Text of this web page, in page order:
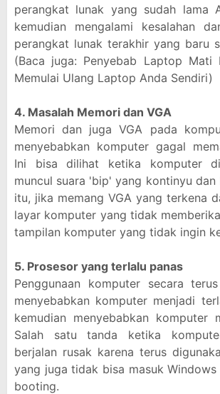
perangkat lunak yang sudah lama
kemudian mengalami kesalahan
perangkat lunak terakhir yang baru
(Baca juga: Penyebab Laptop Mati
Memulai Ulang Laptop Anda Sendiri)
4. Masalah Memori dan VGA
Memori dan juga VGA pada
menyebabkan komputer gagal
Ini bisa dilihat ketika komputer
muncul suara 'bip' yang kontinyu dan
itu, jika memang VGA yang terkena
layar komputer yang tidak
tampilan komputer yang tidak ingin
5. Prosesor yang terlalu panas
Penggunaan komputer secara
menyebabkan komputer menjadi
kemudian menyebabkan komputer
Salah satu tanda ketika
berjalan rusak karena terus
yang juga tidak bisa masuk
booting.